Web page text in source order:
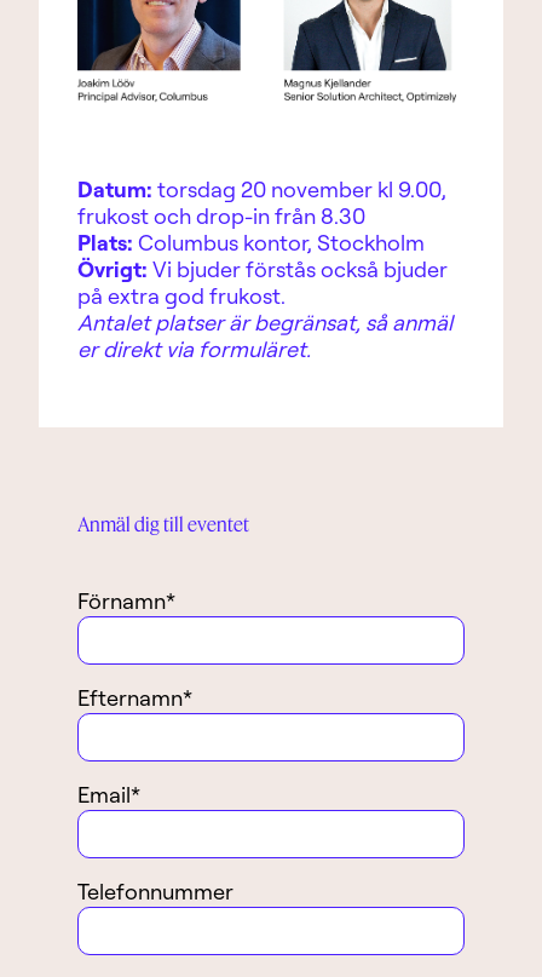
Datum: torsdag 20 november kl 9.00,
frukost och drop-in från 8.30
Plats: Columbus kontor, Stockholm
Övrigt: Vi bjuder förstås också bjuder
på extra god frukost.
Antalet platser är begränsat, så anmäl
er direkt via formuläret.
Anmäl dig till eventet
Förnamn*
Efternamn*
Email*
Telefonnummer